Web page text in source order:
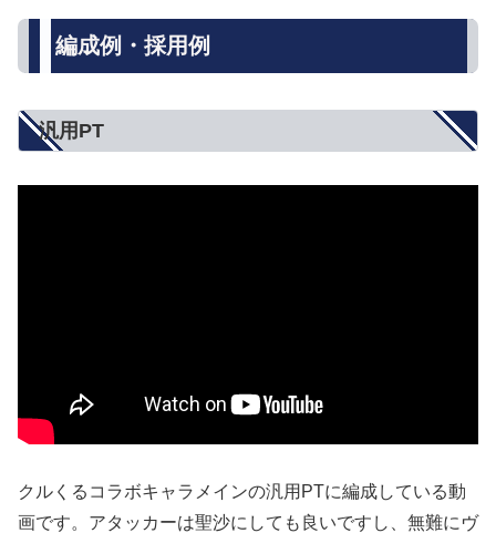
編成例・採用例
汎用PT
クルくるコラボキャラメインの汎用PTに編成している動
画です。アタッカーは聖沙にしても良いですし、無難にヴ